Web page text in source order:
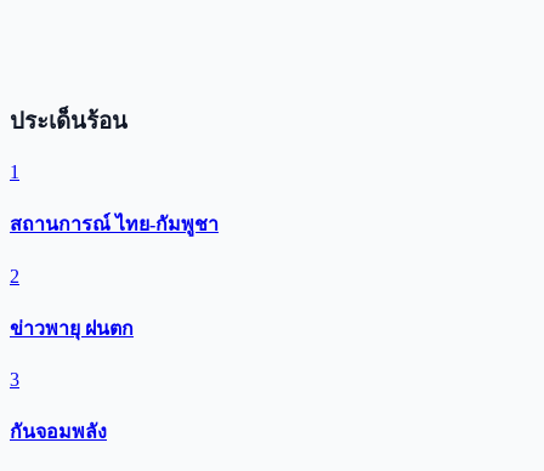
ประเด็นร้อน
1
สถานการณ์ ไทย-กัมพูชา
2
ข่าวพายุ ฝนตก
3
กันจอมพลัง